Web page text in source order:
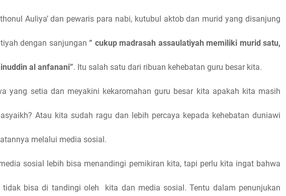
Auliya’ dan pewaris para nabi, kutubul aktob dan murid yang disanjung
dengan sanjungan “ cukup madrasah assaulatiyah memiliki murid satu,
al anfanani”. Itu salah satu dari ribuan kehebatan guru besar kita.
yang setia dan meyakini kekaromahan guru besar kita apakah kita masih
Atau kita sudah ragu dan lebih percaya kepada kehebatan duniawi
melalui media sosial.
sosial lebih bisa menandingi pemikiran kita, tapi perlu kita ingat bahwa
tidak bisa di tandingi oleh kita dan media sosial. Tentu dalam penunjukan